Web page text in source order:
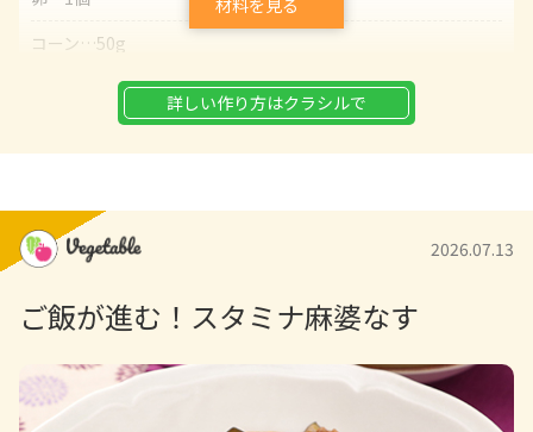
コーン…50g
サラダ油…大さじ2
こしょう…少々
レタスやトマトなどの付け合わせ…お好みで
【A】
マヨネーズ…大さじ4
塩…少々
詳しい作り方はクラシルで
2026.07.13
ご飯が進む！スタミナ麻婆なす